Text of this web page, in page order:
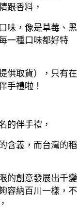
跟香料，
味，像是草莓、黑
一種口味都好特
供取貨），只有在
手禮啦！
的伴手禮，
含義，而台灣的稻
的創意發展出千變
容納百川一樣，不